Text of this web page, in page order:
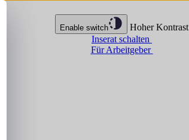
Enable switch
Hoher Kontrast
Inserat schalten
Für Arbeitgeber